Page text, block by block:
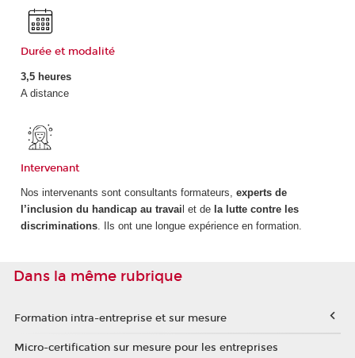
Durée et modalité
3,5 heures
A distance
Intervenant
Nos intervenants sont consultants formateurs, experts de
l’inclusion du handicap au travai l et de la lutte contre les
discriminations. Ils ont une longue expérience en formation.
Dans la même rubrique
Formation intra-entreprise et sur mesure
Micro-certification sur mesure pour les entreprises